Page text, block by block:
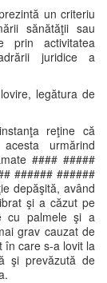
un criteriu
sănătăţii sau
prin activitatea
juridice a
legătura de
reţine că
urmărind
#### #####
###### ######
depăşită, având
şi a căzut pe
cu palmele şi a
grav cauzat de
în care s-a lovit la
şi prevăzută de